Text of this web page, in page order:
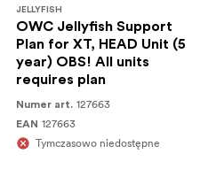
JELLYFISH
OWC Jellyfish Support
Plan for XT, HEAD Unit (5
year) OBS! All units
requires plan
Numer art. 127663
EAN 127663
Tymczasowo niedostępne